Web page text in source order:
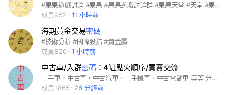
#果果遊戲討論 #果果 #果果遊戲討論群 #果果天堂 #天堂 #果果玩天堂 #果果白予 #天堂私服 #尋憶天堂 #不死鳥天堂 #亞丁王國 #天堂182 #亞丁王國182天堂 #新光與影天堂
成員952
11 小時前
海期黃金交易密碼
#技術分析 #國際股指 #貴金屬
成員820
1 小時前
中古車/入群密碼：4缸點火順序/買賣交流
二手車，中古車，中古汽車、二手機車、中古電動車 等等 分享買賣交流
成員1865
26 分鐘前